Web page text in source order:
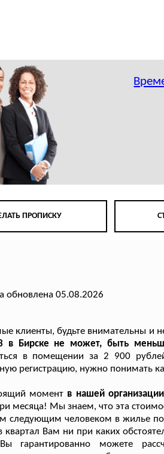
ПРОПИСКУ
обновлена 05.08.2026
клиенты, будьте внимательны и
в Бирске не может, быть
в помещении за 2 900
регистрацию, нужно понимать
момент в нашей
месяца! Мы знаем, что эта
следующим человеком в жилье
квартал Вам ни при каких
гарантированно можете